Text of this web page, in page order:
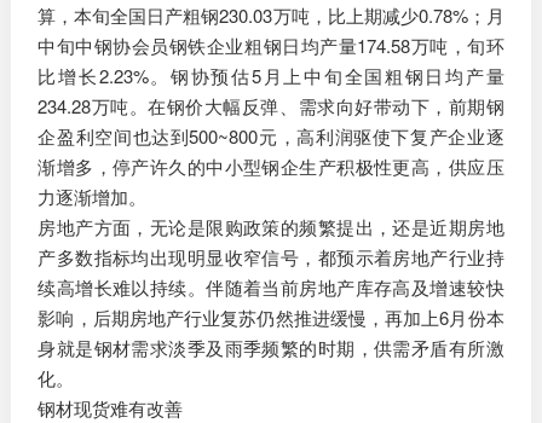
算，本旬全国日产粗钢230.03万吨，比上期减少0.78%；月
中旬中钢协会员钢铁企业粗钢日均产量174.58万吨，旬环
比增长2.23%。钢协预估5月上中旬全国粗钢日均产量
234.28万吨。在钢价大幅反弹、需求向好带动下，前期钢
企盈利空间也达到500~800元，高利润驱使下复产企业逐
渐增多，停产许久的中小型钢企生产积极性更高，供应压
力逐渐增加。
房地产方面，无论是限购政策的频繁提出，还是近期房地
产多数指标均出现明显收窄信号，都预示着房地产行业持
续高增长难以持续。伴随着当前房地产库存高及增速较快
影响，后期房地产行业复苏仍然推进缓慢，再加上6月份本
身就是钢材需求淡季及雨季频繁的时期，供需矛盾有所激
化。
钢材现货难有改善